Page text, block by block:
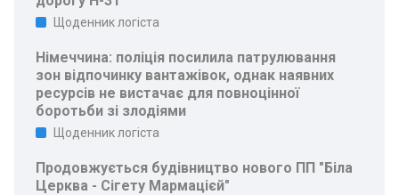
Щоденник логіста
Німеччина: поліція посилила патрулювання
зон відпочинку вантажівок, однак наявних
ресурсів не вистачає для повноцінної
боротьби зі злодіями
Щоденник логіста
Продовжується будівництво нового ПП "Біла
Церква - Сігету Мармацієй"